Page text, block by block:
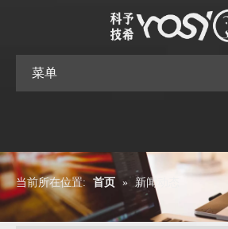
菜单
当前所在位置: 首页 » 新闻动态